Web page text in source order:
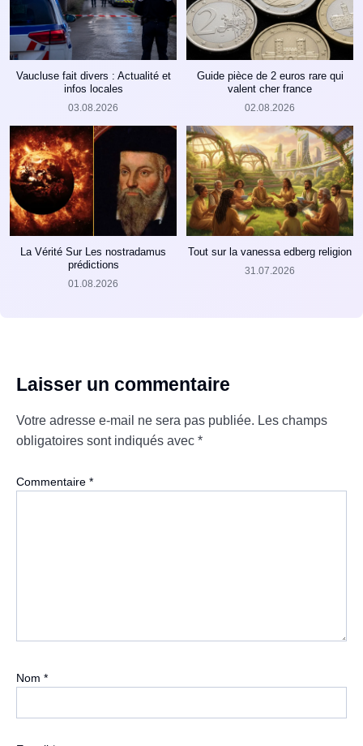
Vaucluse fait divers : Actualité et
infos locales
03.08.2026
Guide pièce de 2 euros rare qui
valent cher france
02.08.2026
La Vérité Sur Les nostradamus
prédictions
01.08.2026
Tout sur la vanessa edberg religion
31.07.2026
Laisser un commentaire
Votre adresse e-mail ne sera pas publiée. Les champs
obligatoires sont indiqués avec *
Commentaire *
Nom *